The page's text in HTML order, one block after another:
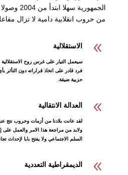
من حروب انقلابية دامية لا تزال
8 الاستقلالية
سيعمل التيار على غرس روح الاستقلالية
فرد قادر على اتخاذ قراراته دون التأثر
حزبية ضيقة.
8 العدالة الانتقالية
لقد عانت بلادنا من أزمات وحروب نتج
ولابد من مراجعة هذا الامر والعمل على
السلم الاجتماعي ولا يفتح بابا لإحداث
8 الديمقراطية التعددية